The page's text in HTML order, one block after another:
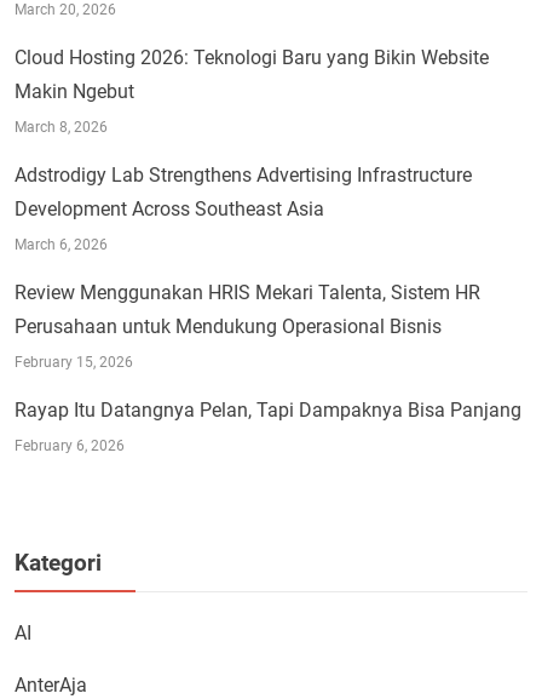
March 20, 2026
Cloud Hosting 2026: Teknologi Baru yang Bikin Website
Makin Ngebut
March 8, 2026
Adstrodigy Lab Strengthens Advertising Infrastructure
Development Across Southeast Asia
March 6, 2026
Review Menggunakan HRIS Mekari Talenta, Sistem HR
Perusahaan untuk Mendukung Operasional Bisnis
February 15, 2026
Rayap Itu Datangnya Pelan, Tapi Dampaknya Bisa Panjang
February 6, 2026
Kategori
AI
AnterAja